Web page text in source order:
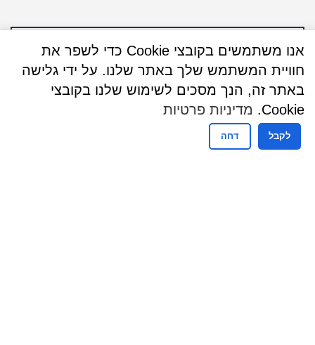
אנו משתמשים בקובצי Cookie כדי לשפר את
חוויית המשתמש שלך באתר שלנו. על ידי גלישה
באתר זה, הנך מסכים לשימוש שלנו בקובצי
Cookie.
מדיניות פרטיות
לקבל דחה